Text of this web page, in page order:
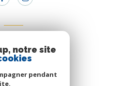
adhérons
notre site
pendant